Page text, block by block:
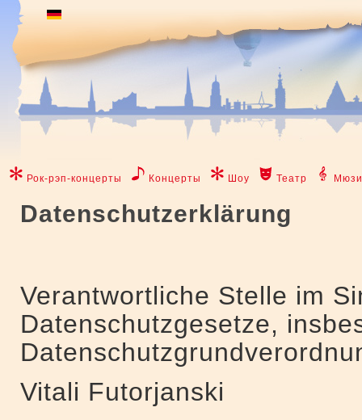
Рок-рэп-концерты Концерты Шоу Театр
Datenschutzerklärung
Verantwortliche Stelle im
Datenschutzgesetze,
Vitali Futorjanski